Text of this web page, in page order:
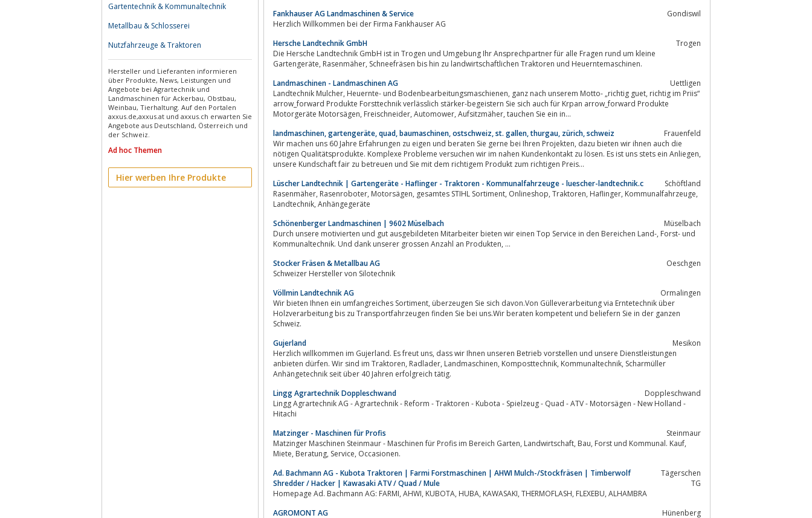
Gartentechnik & Kommunaltechnik
Metallbau & Schlosserei
Nutzfahrzeuge & Traktoren
Hersteller und Lieferanten informieren
über Produkte, News, Leistungen und
Angebote bei Agrartechnik und
Landmaschinen für Ackerbau, Obstbau,
Weinbau, Tierhaltung. Auf den Portalen
axxus.de,axxus.at und axxus.ch erwarten Sie
Angebote aus Deutschland, Österreich und
der Schweiz.
Ad hoc Themen
Hier werben Ihre Produkte
Fankhauser AG Landmaschinen & Service
Gondiswil
Herzlich Willkommen bei der Firma Fankhauser AG
Hersche Landtechnik GmbH
Trogen
Die Hersche Landtechnik GmbH ist in Trogen und Umgebung Ihr Ansprechpartner für alle Fragen rund um kleine
Gartengeräte, Rasenmäher, Schneefräsen bis hin zu landwirtschaftlichen Traktoren und Heuerntemaschinen.
Landmaschinen - Landmaschinen AG
Uettligen
Landtechnik Mulcher, Heuernte- und Bodenbearbeitungsmaschienen, ganz nach unserem Motto- „richtig guet, richtig im Priis“
arrow_forward Produkte Forsttechnik verlässlich stärker-begeistern Sie sich auch für Krpan arrow_forward Produkte
Motorgeräte Motorsägen, Freischneider, Automower, Aufsitzmäher, tauchen Sie ein in...
landmaschinen, gartengeräte, quad, baumaschinen, ostschweiz, st. gallen, thurgau, zürich, schweiz
Frauenfeld
Wir machen uns 60 Jahre Erfahrungen zu eigen und beraten Sie gerne bei Ihren Projekten, dazu bieten wir ihnen auch die
nötigen Qualitätsprodukte. Komplexe Probleme versuchen wir im nahen Kundenkontakt zu lösen. Es ist uns stets ein Anliegen,
unsere Kundschaft fair zu betreuen und Sie mit dem richtigem Produkt zum richtigen Preis...
Lüscher Landtechnik | Gartengeräte - Haflinger - Traktoren - Kommunalfahrzeuge - luescher-landtechnik.c
Schöftland
Rasenmäher, Rasenroboter, Motorsägen, gesamtes STIHL Sortiment, Onlineshop, Traktoren, Haflinger, Kommunalfahrzeuge,
Landtechnik, Anhängegeräte
Schönenberger Landmaschinen | 9602 Müselbach
Müselbach
Durch unsere motivierten und gut ausgebildeten Mitarbeiter bieten wir einen Top Service in den Bereichen Land-, Forst- und
Kommunaltechnik. Und dank unserer grossen Anzahl an Produkten, ...
Stocker Fräsen & Metallbau AG
Oeschgen
Schweizer Hersteller von Silotechnik
Völlmin Landtechnik AG
Ormalingen
Wir bieten Ihnen ein umfangreiches Sortiment, überzeugen Sie sich davon.Von Gülleverarbeitung via Erntetechnik über
Holzverarbeitung bis zu Transportfahrzeugen finden Sie bei uns.Wir beraten kompetent und beliefern Sie in der ganzen
Schweiz.
Gujerland
Mesikon
Herzlich willkommen im Gujerland. Es freut uns, dass wir Ihnen unseren Betrieb vorstellen und unsere Dienstleistungen
anbieten dürfen. Wir sind im Traktoren, Radlader, Landmaschinen, Komposttechnik, Kommunaltechnik, Scharmüller
Anhängetechnik seit über 40 Jahren erfolgreich tätig.
Lingg Agrartechnik Doppleschwand
Doppleschwand
Lingg Agrartechnik AG - Agrartechnik - Reform - Traktoren - Kubota - Spielzeug - Quad - ATV - Motorsägen - New Holland -
Hitachi
Matzinger - Maschinen für Profis
Steinmaur
Matzinger Maschinen Steinmaur - Maschinen für Profis im Bereich Garten, Landwirtschaft, Bau, Forst und Kommunal. Kauf,
Miete, Beratung, Service, Occasionen.
Ad. Bachmann AG - Kubota Traktoren | Farmi Forstmaschinen | AHWI Mulch-/Stockfräsen | Timberwolf
Shredder / Hacker | Kawasaki ATV / Quad / Mule
Tägerschen
TG
Homepage Ad. Bachmann AG: FARMI, AHWI, KUBOTA, HUBA, KAWASAKI, THERMOFLASH, FLEXEBU, ALHAMBRA
AGROMONT AG
Hünenberg